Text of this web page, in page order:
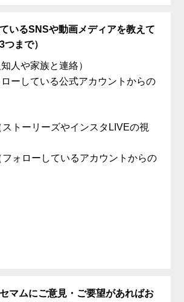
いるSNSや動画メディアを教えて
つまで）
人や家族と連絡）
ーしている公式アカウントからの
ストーリーズやインスタLIVEの視
フォローしているアカウントからの
マムにご意見・ご要望があればお